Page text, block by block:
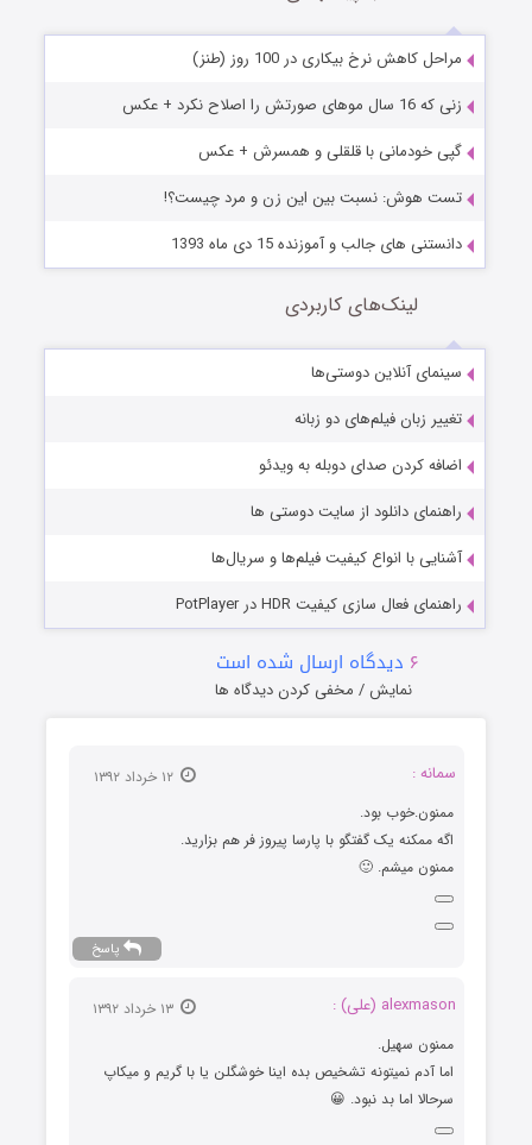
مراحل کاهش نرخ بیکاری در 100 روز (طنز)
زنی که 16 سال موهای صورتش را اصلاح نکرد + عکس
گپی خودمانی با قلقلی و همسرش + عکس
تست هوش: نسبت بین این زن و مرد چیست؟!
دانستنی های جالب و آموزنده 15 دی ماه 1393
لینک‌های کاربردی
سینمای آنلاین دوستی‌ها
تغییر زبان فیلم‌های دو زبانه
اضافه کردن صدای دوبله به ویدئو
راهنمای دانلود از سایت دوستی ها
آشنایی با انواع کیفیت فیلم‌ها و سریال‌ها
راهنمای فعال سازی کیفیت HDR در PotPlayer
۶ دیدگاه ارسال شده است
نمایش / مخفی کردن دیدگاه ها
سمانه :
۱۲ خرداد ۱۳۹۲
ممنون.خوب بود.
اگه ممکنه یک گفتگو با پارسا پیروز فر هم بزارید.
ممنون میشم. 🙂
پاسخ
alexmason (علی) :
ممنون سهیل.
اما آدم نمیتونه تشخیص بده اینا خوشگلن یا با گریم و میکاپ
سرحالا اما بد نبود. 😀